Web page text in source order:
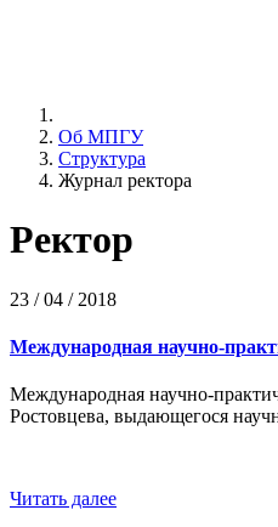
Об МПГУ
Структура
Журнал ректора
Ректор
23 / 04 / 2018
Международная научно-
Международная научно-
Ростовцева, выдающегося
Читать далее